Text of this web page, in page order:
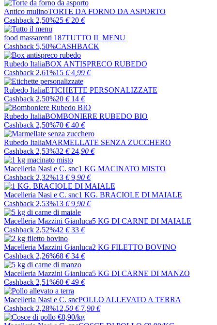
Antico mulinoTORTE DA FORNO DA ASPORTO
Cashback 2,50%25 € 20 €
food massarenti 187TUTTO IL MENU
Cashback 5,50%CASHBACK
Rubedo ItaliaBOX ANTISPRECO RUBEDO
Cashback 2,61%15 € 4 ,99 €
Rubedo ItaliaETICHETTE PERSONALIZZATE
Cashback 2,50%20 € 14 €
Rubedo ItaliaBOMBONIERE RUBEDO BIO
Cashback 2,50%70 € 40 €
Rubedo ItaliaMARMELLATE SENZA ZUCCHERO
Cashback 2,53%32 € 24 ,90 €
Macelleria Nasi e C. snc1 KG MACINATO MISTO
Cashback 2,32%13 € 9 ,90 €
Macelleria Nasi e C. snc1 KG. BRACIOLE DI MAIALE
Cashback 2,53%13 € 9 ,90 €
Macelleria Mazzini Gianluca5 KG DI CARNE DI MAIALE
Cashback 2,52%42 € 33 €
Macelleria Mazzini Gianluca2 KG FILETTO BOVINO
Cashback 2,26%68 € 34 €
Macelleria Mazzini Gianluca5 KG DI CARNE DI MANZO
Cashback 2,51%60 € 49 €
Macelleria Nasi e C. sncPOLLO ALLEVATO A TERRA
Cashback 2,28%12 ,50 € 7 ,90 €